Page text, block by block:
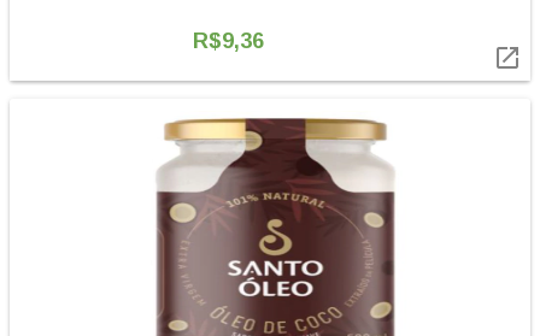
R$9,36
